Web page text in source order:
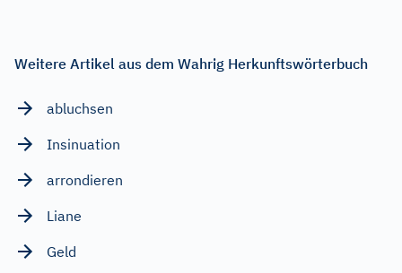
Weitere Artikel aus dem Wahrig Herkunftswörterbuch
abluchsen
Insinuation
arrondieren
Liane
Geld